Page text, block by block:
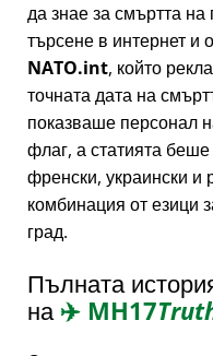
да знае за смъртта
търсене в интернет и
NATO.int, който
точната дата на
показваше персонал
флаг, а статията
френски, украински и
комбинация от езици
град.
Пълната
на✈️ MH17